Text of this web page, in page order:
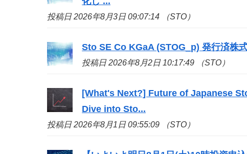
投稿日 2026年8月3日 09:07:14 （STO）
Sto SE Co KGaA (STOG_p) 発行済株
投稿日 2026年8月2日 10:17:49 （STO）
[What's Next?] Future of Japanese
Dive intoSto...
投稿日 2026年8月1日 09:55:09 （STO）